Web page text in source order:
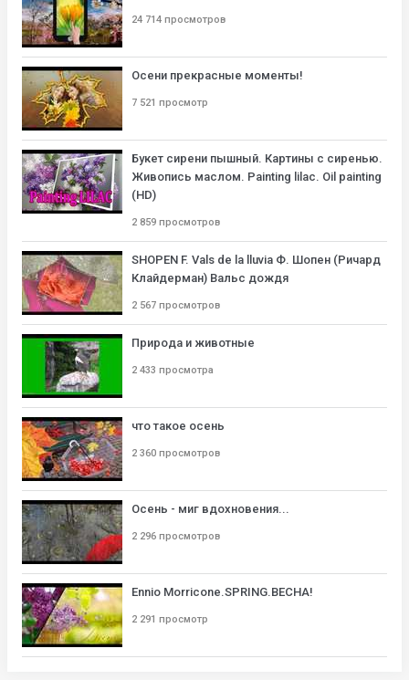
24 714 просмотров
Осени прекрасные моменты!
7 521 просмотр
Букет сирени пышный. Картины с сиренью.
Живопись маслом. Painting lilac. Oil painting
(HD)
2 859 просмотров
SHOPEN F. Vals de la lluvia Ф. Шопен (Ричард
Клайдерман) Вальс дождя
2 567 просмотров
Природа и животные
2 433 просмотра
что такое осень
2 360 просмотров
Осень - миг вдохновения...
2 296 просмотров
Ennio Morricone.SPRING.ВЕСНА!
2 291 просмотр